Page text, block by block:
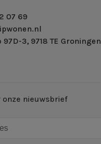
07 69
97D-3, 9718 TE Groningen
nieuwsbrief